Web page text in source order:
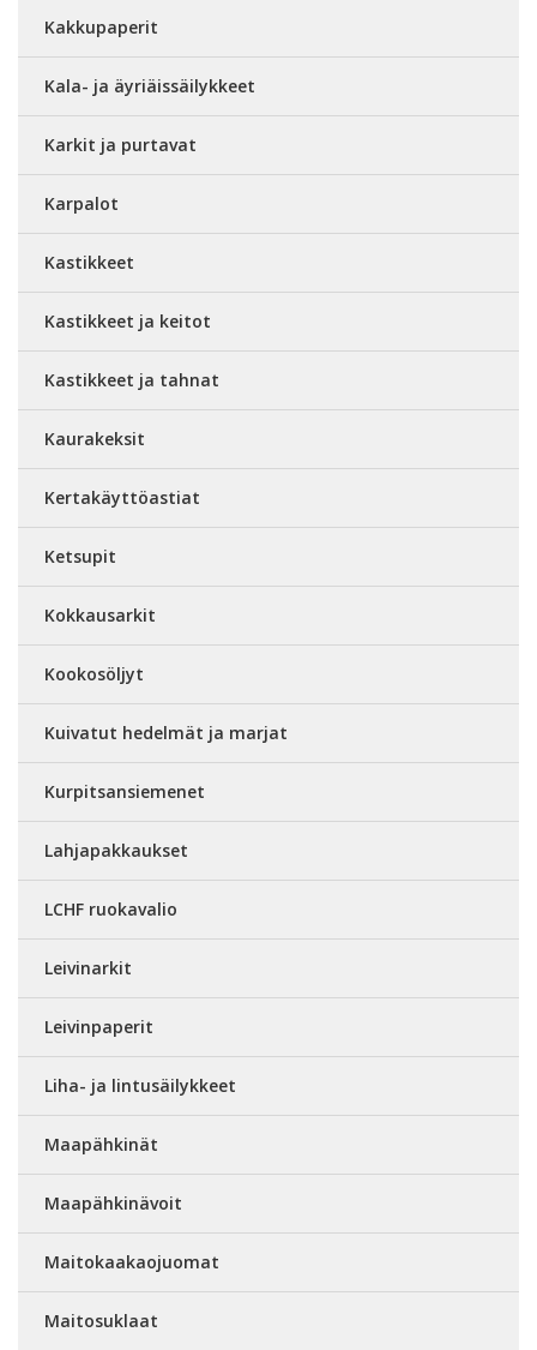
Kakkupaperit
Kala- ja äyriäissäilykkeet
Karkit ja purtavat
Karpalot
Kastikkeet
Kastikkeet ja keitot
Kastikkeet ja tahnat
Kaurakeksit
Kertakäyttöastiat
Ketsupit
Kokkausarkit
Kookosöljyt
Kuivatut hedelmät ja marjat
Kurpitsansiemenet
Lahjapakkaukset
LCHF ruokavalio
Leivinarkit
Leivinpaperit
Liha- ja lintusäilykkeet
Maapähkinät
Maapähkinävoit
Maitokaakaojuomat
Maitosuklaat